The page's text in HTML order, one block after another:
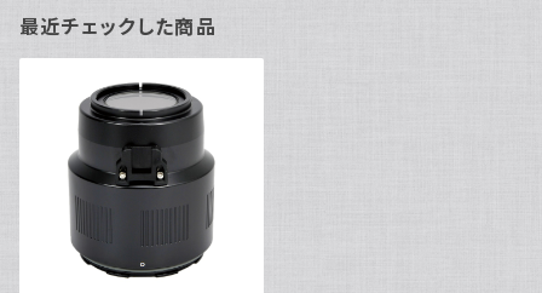
最近チェックした商品